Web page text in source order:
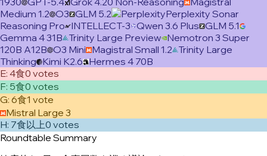
Medium 1.2 O3 GLM 5.2
Perplexity Sonar
Reasoning Pro INTELLECT-3 Qwen 3.6 Plus GLM 5.1
Gemma 4 31B Trinity Large Preview Nemotron 3 Super
120B A12B O3 Mini Magistral Small 1.2 Trinity Large
Thinking Kimi K2.6 Hermes 4 70B
E: 4食0 votes
F: 5食0 votes
G: 6食1 vote
Mistral Large 3
H: 7食以上0 votes
Roundtable Summary